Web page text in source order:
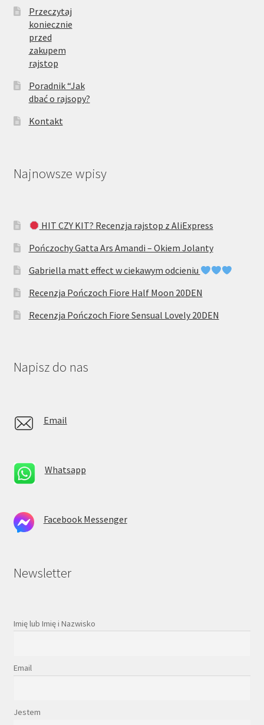
Przeczytaj
koniecznie
przed
zakupem
rajstop
Poradnik “Jak
dbać o rajsopy?
Kontakt
Najnowsze wpisy
HIT CZY KIT? Recenzja rajstop z AliExpress
Pończochy Gatta Ars Amandi – Okiem Jolanty
Gabriella matt effect w ciekawym odcieniu
Recenzja Pończoch Fiore Half Moon 20DEN
Recenzja Pończoch Fiore Sensual Lovely 20DEN
Napisz do nas
Email
Whatsapp
Facebook Messenger
Newsletter
Imię lub Imię i Nazwisko
Email
Jestem